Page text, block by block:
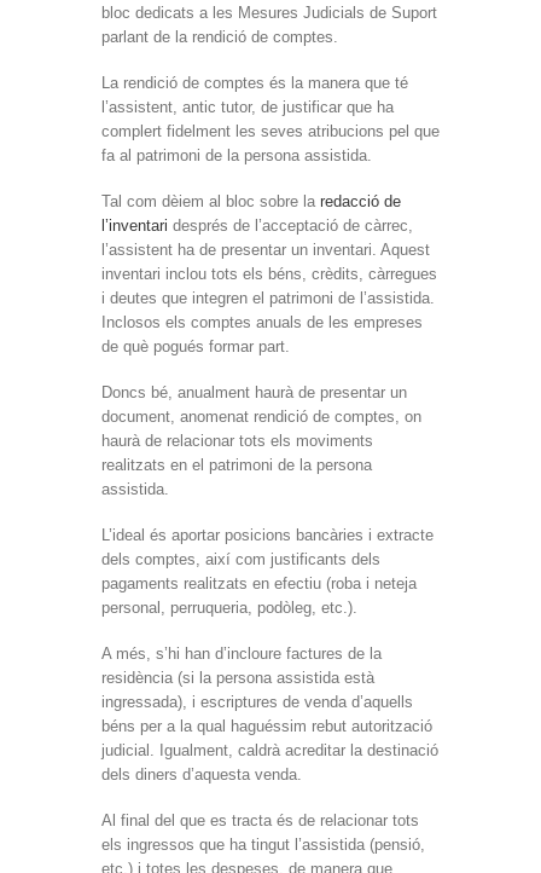
bloc dedicats a les Mesures Judicials de Suport
parlant de la rendició de comptes.
La rendició de comptes és la manera que té
l’assistent, antic tutor, de justificar que ha
complert fidelment les seves atribucions pel que
fa al patrimoni de la persona assistida.
Tal com dèiem al bloc sobre la redacció de
l’inventari després de l’acceptació de càrrec,
l’assistent ha de presentar un inventari. Aquest
inventari inclou tots els béns, crèdits, càrregues
i deutes que integren el patrimoni de l’assistida.
Inclosos els comptes anuals de les empreses
de què pogués formar part.
Doncs bé, anualment haurà de presentar un
document, anomenat rendició de comptes, on
haurà de relacionar tots els moviments
realitzats en el patrimoni de la persona
assistida.
L’ideal és aportar posicions bancàries i extracte
dels comptes, així com justificants dels
pagaments realitzats en efectiu (roba i neteja
personal, perruqueria, podòleg, etc.).
A més, s’hi han d’incloure factures de la
residència (si la persona assistida està
ingressada), i escriptures de venda d’aquells
béns per a la qual haguéssim rebut autorització
judicial. Igualment, caldrà acreditar la destinació
dels diners d’aquesta venda.
Al final del que es tracta és de relacionar tots
els ingressos que ha tingut l’assistida (pensió,
etc.) i totes les despeses, de manera que